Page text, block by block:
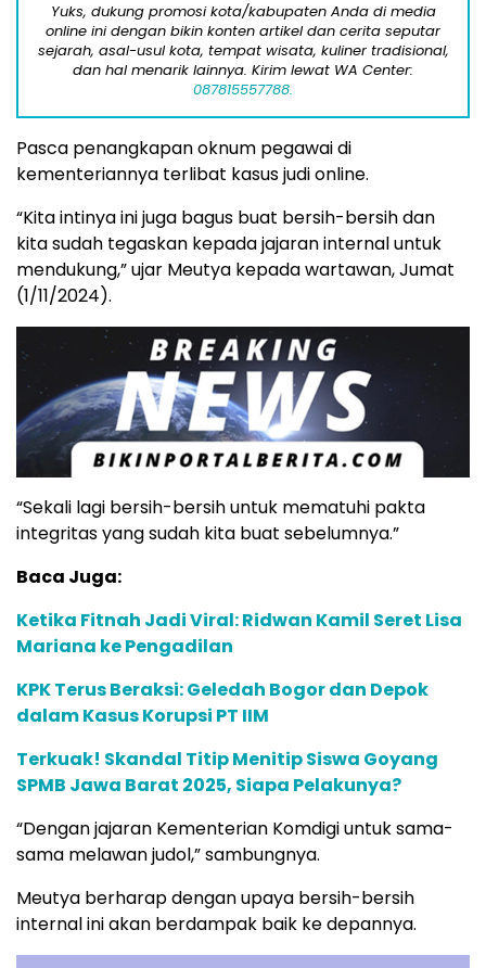
Yuks, dukung promosi kota/kabupaten Anda di media
online ini dengan bikin konten artikel dan cerita seputar
sejarah, asal-usul kota, tempat wisata, kuliner tradisional,
dan hal menarik lainnya. Kirim lewat WA Center:
087815557788.
Pasca penangkapan oknum pegawai di
kementeriannya terlibat kasus judi online.
“Kita intinya ini juga bagus buat bersih-bersih dan
kita sudah tegaskan kepada jajaran internal untuk
mendukung,” ujar Meutya kepada wartawan, Jumat
(1/11/2024).
“Sekali lagi bersih-bersih untuk mematuhi pakta
integritas yang sudah kita buat sebelumnya.”
Baca Juga:
Ketika Fitnah Jadi Viral: Ridwan Kamil Seret Lisa
Mariana ke Pengadilan
KPK Terus Beraksi: Geledah Bogor dan Depok
dalam Kasus Korupsi PT IIM
Terkuak! Skandal Titip Menitip Siswa Goyang
SPMB Jawa Barat 2025, Siapa Pelakunya?
“Dengan jajaran Kementerian Komdigi untuk sama-
sama melawan judol,” sambungnya.
Meutya berharap dengan upaya bersih-bersih
internal ini akan berdampak baik ke depannya.